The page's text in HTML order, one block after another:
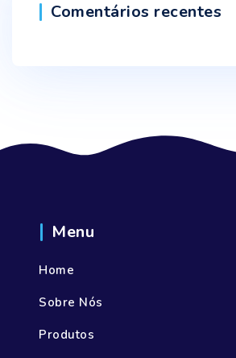
Comentários recentes
Menu
Home
Sobre Nós
Produtos